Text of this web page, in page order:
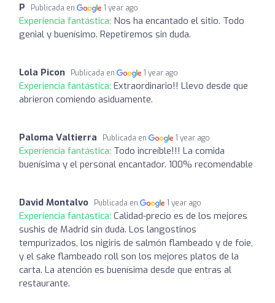
P Publicada en 1 year ago
Experiencia fantástica: Nos ha encantado el sitio. Todo
genial y buenísimo. Repetiremos sin duda.
Lola Picon Publicada en 1 year ago
Experiencia fantástica: Extraordinario!! Llevo desde que
abrieron comiendo asiduamente.
Paloma Valtierra Publicada en 1 year ago
Experiencia fantástica: Todo increíble!!! La comida
buenísima y el personal encantador. 100% recomendable
David Montalvo Publicada en 1 year ago
Experiencia fantástica: Calidad-precio es de los mejores
sushis de Madrid sin duda. Los langostinos
tempurizados, los nigiris de salmón flambeado y de foie,
y el sake flambeado roll son los mejores platos de la
carta. La atención es buenísima desde que entras al
restaurante.